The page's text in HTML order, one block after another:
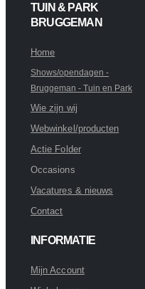
TUIN & PARK
BRUGGEMAN
Home
Shows/opendagen -
Bruggeman - Tuin en Park
Wie zijn wij
Webwinkel/producten
Actie Folder
Occasions
Vacatures & nieuws
Contact
INFORMATIE
Mijn Account